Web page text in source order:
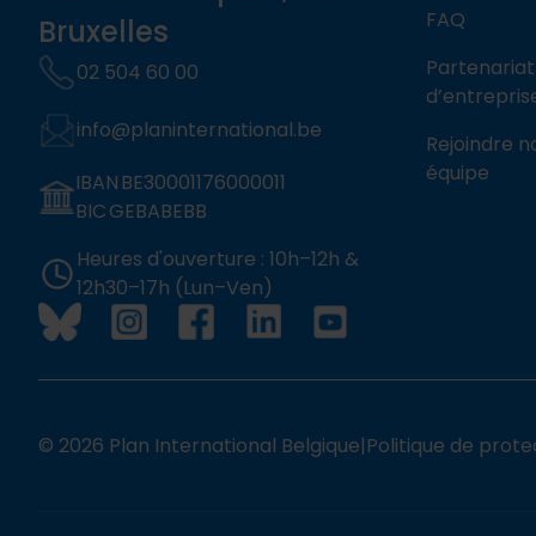
Bruxelles
02 504 60 00
info@planinternational.be
IBAN BE30001176000011
BIC GEBABEBB
Heures d'ouverture : 10h–12h &
12h30–17h (Lun–Ven)
FAQ
Partenariat
Rejoindre
équipe
© 2026 Plan International Belgique|Politique de